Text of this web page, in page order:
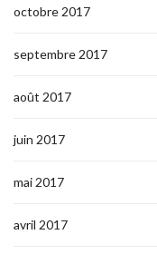
octobre 2017
septembre 2017
août 2017
juin 2017
mai 2017
avril 2017